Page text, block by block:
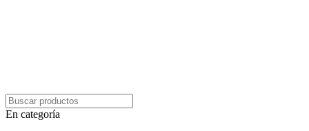
En categoría